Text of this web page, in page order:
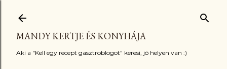
MANDY KERTJE ÉS KONYHÁJA
Aki a "Kell egy recept gasztroblogot" keresi, jó helyen van :)